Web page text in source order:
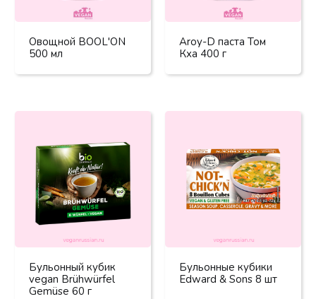
Овощной BOOL'ON
500 мл
Aroy-D паста Том
Кха 400 г
Бульонный кубик
vegan Brühwürfel
Gemüse 60 г
Бульонные кубики
Edward & Sons 8 шт